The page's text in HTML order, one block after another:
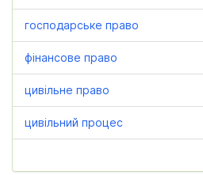
господарське право
фінансове право
цивільне право
цивільний процес